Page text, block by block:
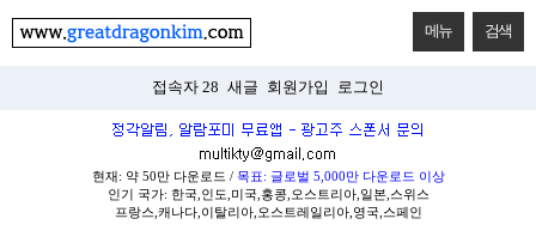
메뉴 검색
접속자 28 새글 회원가입 로그인
현재: 약 50만 다운로드 / 목표: 글로벌 5,000만 다운로드 이상
인기 국가: 한국,인도,미국,홍콩,오스트리아,일본,스위스
프랑스,캐나다,이탈리아,오스트레일리아,영국,스페인